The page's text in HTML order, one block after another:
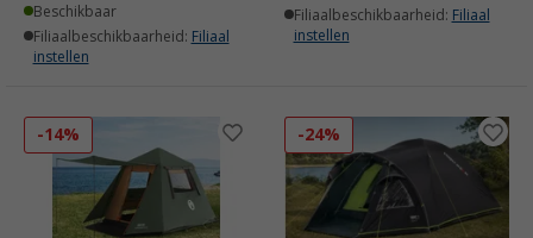
Beschikbaar
Filiaalbeschikbaarheid: Filiaal
instellen
Filiaalbeschikbaarheid: Filiaal
instellen
-14% -24%